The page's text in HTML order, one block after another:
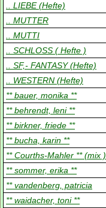
.. LIEBE (Hefte)
.. MUTTER
.. MUTTI
.. SCHLOSS ( Hefte )
.. SF,- FANTASY (Hefte)
.. WESTERN (Hefte)
** bauer, monika **
** behrendt, leni **
** birkner, friede **
** bucha, karin **
** Courths-Mahler ** (mix )
** sommer, erika **
** vandenberg, patricia
** waidacher, toni **